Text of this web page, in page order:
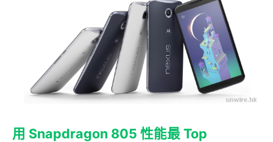
用 Snapdragon 805 性能最 Top